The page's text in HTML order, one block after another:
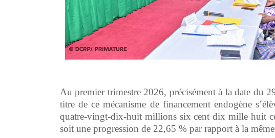
‎Au premier trimestre 2026, précisément à la date du
titre de ce mécanisme de financement endogène
quatre-vingt-dix-huit millions six cent dix mille huit
soit une progression de 22,65 % par rapport à la